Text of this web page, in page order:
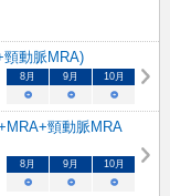
頸動脈MRA)
8月 9月 10月
○ ○ ○
頸動脈MRA
8月 9月 10月
○ ○ ○